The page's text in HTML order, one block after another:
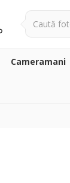
Cameramani